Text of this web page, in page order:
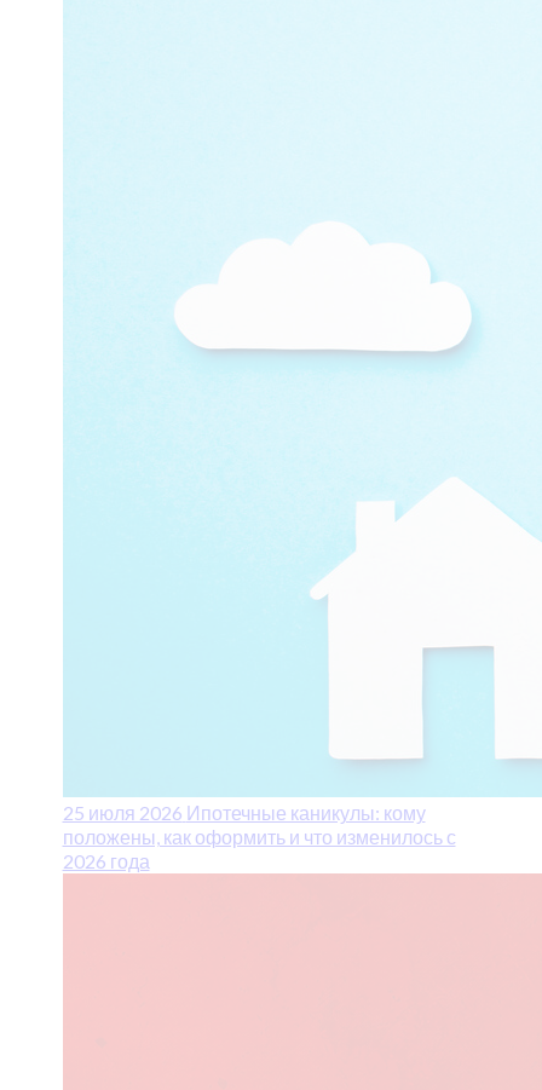
25 июля 2026 Ипотечные каникулы: кому
положены, как оформить и что изменилось с
2026 года